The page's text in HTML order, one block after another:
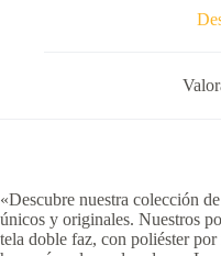
«Descubre nuestra colección
únicos y originales. Nuestros
tela doble faz, con poliéster